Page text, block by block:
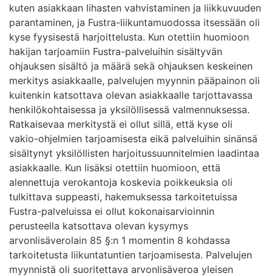
kuten asiakkaan lihasten vahvistaminen ja liikkuvuuden
parantaminen, ja Fustra-liikuntamuodossa itsessään oli
kyse fyysisestä harjoittelusta. Kun otettiin huomioon
hakijan tarjoamiin Fustra-palveluihin sisältyvän
ohjauksen sisältö ja määrä sekä ohjauksen keskeinen
merkitys asiakkaalle, palvelujen myynnin pääpainon oli
kuitenkin katsottava olevan asiakkaalle tarjottavassa
henkilökohtaisessa ja yksilöllisessä valmennuksessa.
Ratkaisevaa merkitystä ei ollut sillä, että kyse oli
vakio-ohjelmien tarjoamisesta eikä palveluihin sinänsä
sisältynyt yksilöllisten harjoitussuunnitelmien laadintaa
asiakkaalle. Kun lisäksi otettiin huomioon, että
alennettuja verokantoja koskevia poikkeuksia oli
tulkittava suppeasti, hakemuksessa tarkoitetuissa
Fustra-palveluissa ei ollut kokonaisarvioinnin
perusteella katsottava olevan kysymys
arvonlisäverolain 85 §:n 1 momentin 8 kohdassa
tarkoitetusta liikuntatuntien tarjoamisesta. Palvelujen
myynnistä oli suoritettava arvonlisäveroa yleisen